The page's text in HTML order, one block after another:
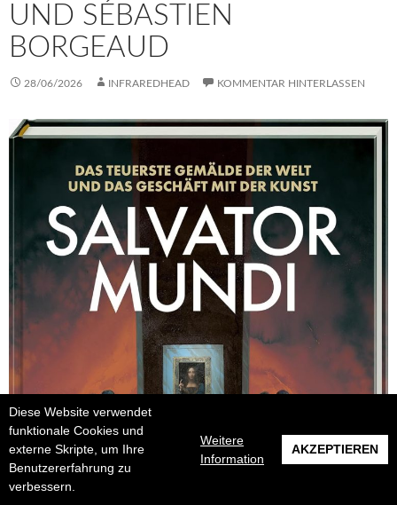
Diese Website verwendet
funktionale Cookies und
externe Skripte, um Ihre
Benutzererfahrung zu
verbessern.
Weitere
Information
AKZEPTIEREN
UND SÉBASTIEN
BORGEAUD
28/06/2026 INFRAREDHEAD KOMMENTAR HINTERLASSEN